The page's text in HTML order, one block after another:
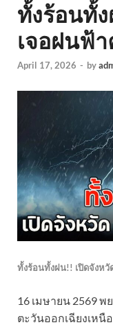
ทั้งร้อนทั้
เจอฝนฟ้
April 17, 2026 - by
ทั้งร้อนทั้งฝน!! เปิดจังห
16 เมษายน 2569
ตะวันออกเฉียงเห